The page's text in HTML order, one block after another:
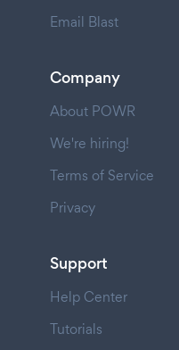
Email Blast
Company
About POWR
We're hiring!
Terms of Service
Privacy
Support
Help Center
Tutorials